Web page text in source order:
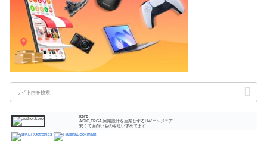
kero
ASIC,FPGA,回路設計を生業とするHWエンジニア
安くて面白いものを追い求めてます